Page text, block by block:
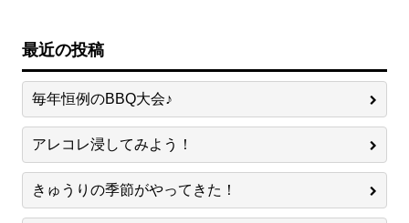
最近の投稿
毎年恒例のBBQ大会♪
アレコレ浸してみよう！
きゅうりの季節がやってきた！